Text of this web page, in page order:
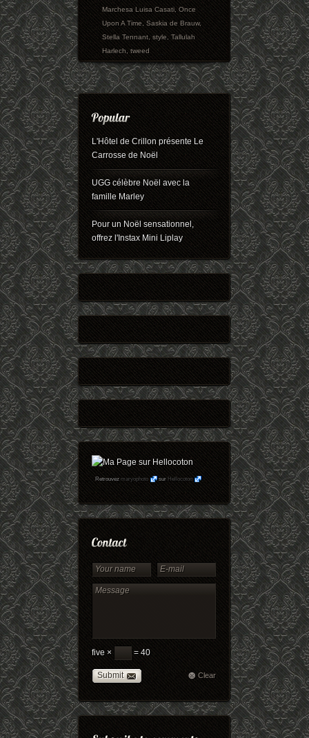
Marchesa Luisa Casati,Once
Upon A Time,Saskia de Brauw,
Stella Tennant,style,Tallulah
Harlech,tweed
L'Hôtel de Crillon présente Le
Carrosse de Noël
UGG célèbre Noël avec la
famille Marley
Pour un Noël sensationnel,
offrez l'Instax Mini Liplay
Retrouvezmaryophoto surHellocoton
five × = 40
Submit Clear